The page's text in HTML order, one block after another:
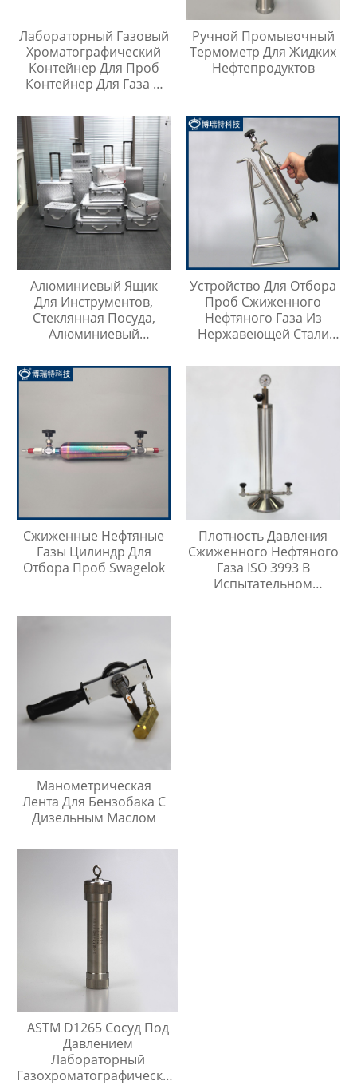
Лабораторный Газовый
Хроматографический
Контейнер Для Проб
Контейнер Для Газа И
Инъекций
Ручной Промывочный
Термометр Для Жидких
Нефтепродуктов
Алюминиевый Ящик
Для Инструментов,
Стеклянная Посуда,
Алюминиевый
Устройство Для Отбора
Проб Сжиженного
Нефтяного Газа Из
Нержавеющей Стали
Сжиженные Нефтяные
Газы Цилиндр Для
Отбора Проб Swagelok
Плотность Давления
Сжиженного Нефтяного
Газа ISO 3993 В
Испытательном
Манометрическая
Лента Для Бензобака С
Дизельным Маслом
ASTM D1265 Сосуд Под
Давлением
Лабораторный
Газохроматографический